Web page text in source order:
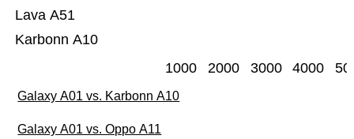
Karbonn A10
Lava A51
1000 2000 3000 4000
Galaxy A01 vs. Karbonn A10
Galaxy A01 vs. Oppo A11